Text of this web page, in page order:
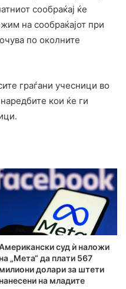
сообраќај ќе
на сообраќајот при
по околните
граѓани учесници во
кои ќе ги
суд ѝ наложи
на „Мета“ да плати 567
милиони долари за штети
нанесени на младите